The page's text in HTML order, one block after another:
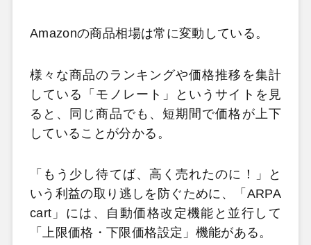
Amazonの商品相場は常に変動している。
様々な商品のランキングや価格推移を集計
している「モノレート」というサイトを見
ると、同じ商品でも、短期間で価格が上下
していることが分かる。
「もう少し待てば、高く売れたのに！」と
いう利益の取り逃しを防ぐために、「ARPA
cart」には、自動価格改定機能と並行して
「上限価格・下限価格設定」機能がある。